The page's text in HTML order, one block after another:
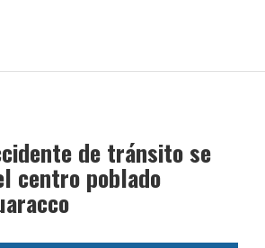
de tránsito se
centro poblado